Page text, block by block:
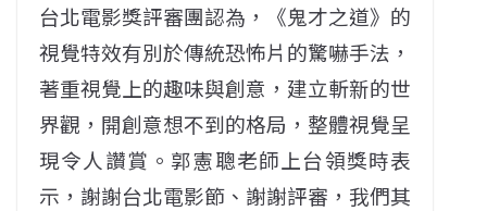
台北電影獎評審團認為，《鬼才之道》的
視覺特效有別於傳統恐怖片的驚嚇手法，
著重視覺上的趣味與創意，建立斬新的世
界觀，開創意想不到的格局，整體視覺呈
現令人讚賞。郭憲聰老師上台領獎時表
示，謝謝台北電影節、謝謝評審，我們其